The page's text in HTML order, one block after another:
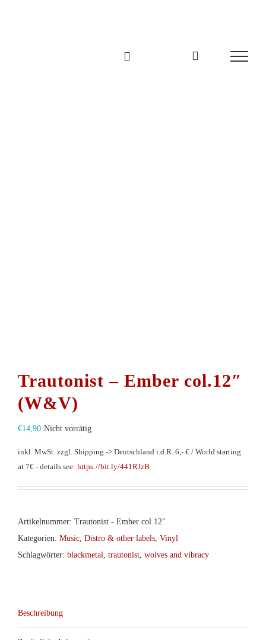
Trautonist – Ember col.12″
(W&V)
€14,90 Nicht vorrätig
inkl. MwSt. zzgl. Shipping -> Deutschland i.d.R. 6,- € / World starting
at 7€ - details see: https://bit.ly/441RJzB
Artikelnummer: Trautonist - Ember col.12"
Kategorien: Music Distro & other labels Vinyl
Schlagwörter: blackmetal trautonist wolves and vibracy
Beschreibung